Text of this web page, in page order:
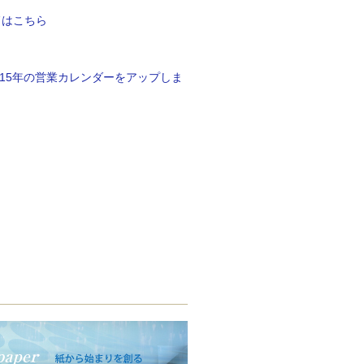
こちら
年の営業カレンダーをアップしま